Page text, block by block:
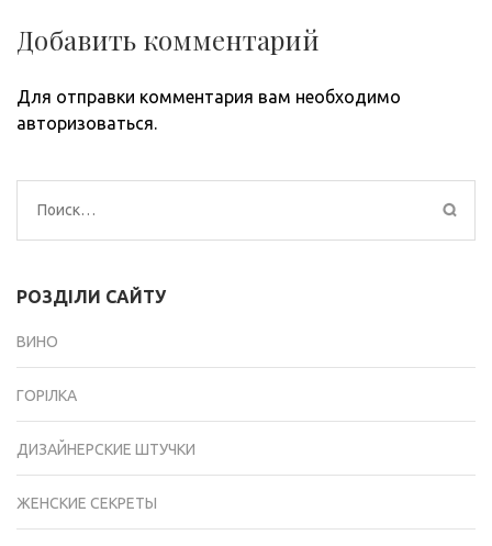
Добавить комментарий
Для отправки комментария вам необходимо
авторизоваться.
Найти:
РОЗДІЛИ САЙТУ
ВИНО
ГОРІЛКА
ДИЗАЙНЕРСКИЕ ШТУЧКИ
ЖЕНСКИЕ СЕКРЕТЫ